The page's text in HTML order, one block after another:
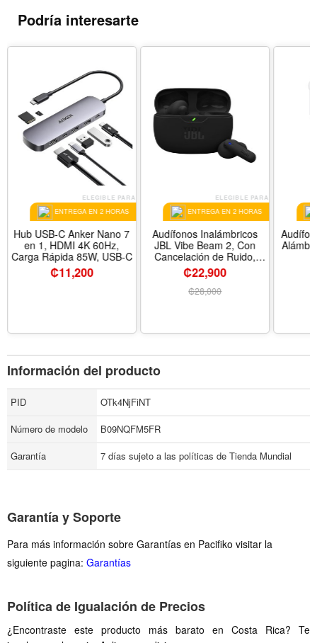
Podría interesarte
ELEGIBLE PARA
ENTREGA EN 2 HORAS
Hub USB-C Anker Nano 7
en 1, HDMI 4K 60Hz,
Carga Rápida 85W, USB-C
₡11,200
ELEGIBLE PARA
ENTREGA EN 2 HORAS
Audífonos Inalámbricos
JBL Vibe Beam 2, Con
Cancelación de Ruido,
IP54, Color Negro
₡22,900
₡28,000
Información del producto
PID
OTk4NjFiNT
Número de modelo
B09NQFM5FR
Garantía
7 días sujeto a las políticas de Tienda Mundial
Garantía y Soporte
Para más información sobre Garantías en Pacifiko visitar la
siguiente pagina: Garantías
Política de Igualación de Precios
¿Encontraste este producto más barato en Costa Rica? Te